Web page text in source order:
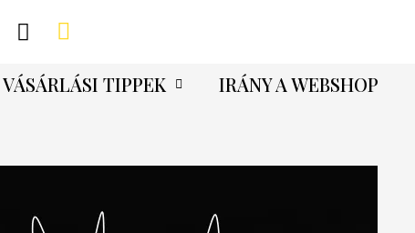
VÁSÁRLÁSI TIPPEK
IRÁNY A WEBSHOP